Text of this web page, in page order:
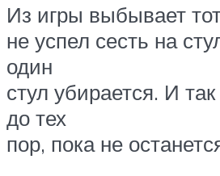
Из игры выбывает
не успел сесть на
один
стул убирается. И
до тех
пор, пока не